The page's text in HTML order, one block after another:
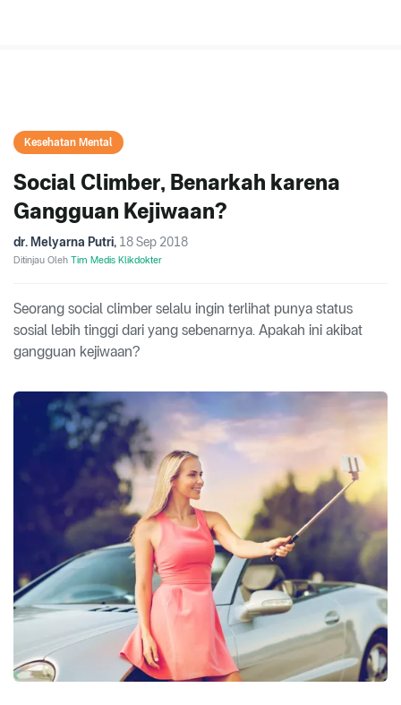
Kesehatan Mental
Social Climber, Benarkah karena
Gangguan Kejiwaan?
dr. Melyarna Putri, 18 Sep 2018
Ditinjau Oleh Tim Medis Klikdokter
Seorang social climber selalu ingin terlihat punya status
sosial lebih tinggi dari yang sebenarnya. Apakah ini akibat
gangguan kejiwaan?